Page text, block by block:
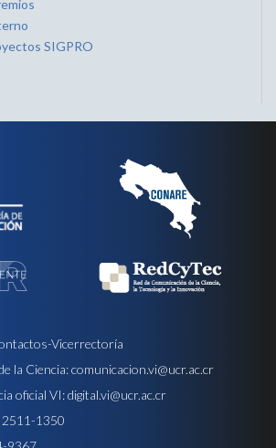
SIGPRO
Vicerrectoría
la Ciencia:comunicacion.vi@ucr.ac.cr
oficial VI:digital.vi@ucr.ac.cr
2511-1350